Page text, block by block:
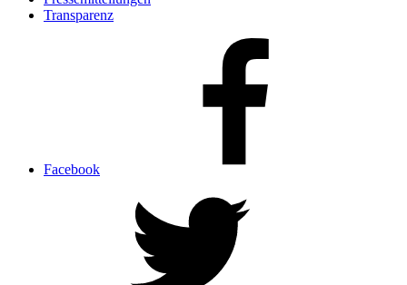
Transparenz
Facebook